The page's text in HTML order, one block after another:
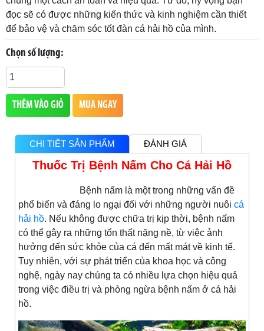
đọc sẽ có được những kiến thức và kinh nghiệm cần thiết
để bảo vệ và chăm sóc tốt đàn cá hải hồ của mình.
Chọn số lượng:
THÊM VÀO GIỎ MUA NGAY
CHI TIẾT SẢN PHẨM ĐÁNH GIÁ
Thuốc Trị Bệnh Nấm Cho Cá Hải Hồ
Bệnh nấm là một trong những vấn đề
phổ biến và đáng lo ngại đối với những người nuôi cá
hải hồ. Nếu không được chữa trị kịp thời, bệnh nấm
có thể gây ra những tổn thất nặng nề, từ việc ảnh
hưởng đến sức khỏe của cá đến mất mát về kinh tế.
Tuy nhiên, với sự phát triển của khoa học và công
nghệ, ngày nay chúng ta có nhiều lựa chọn hiệu quả
trong việc điều trị và phòng ngừa bệnh nấm ở cá hải
hồ.